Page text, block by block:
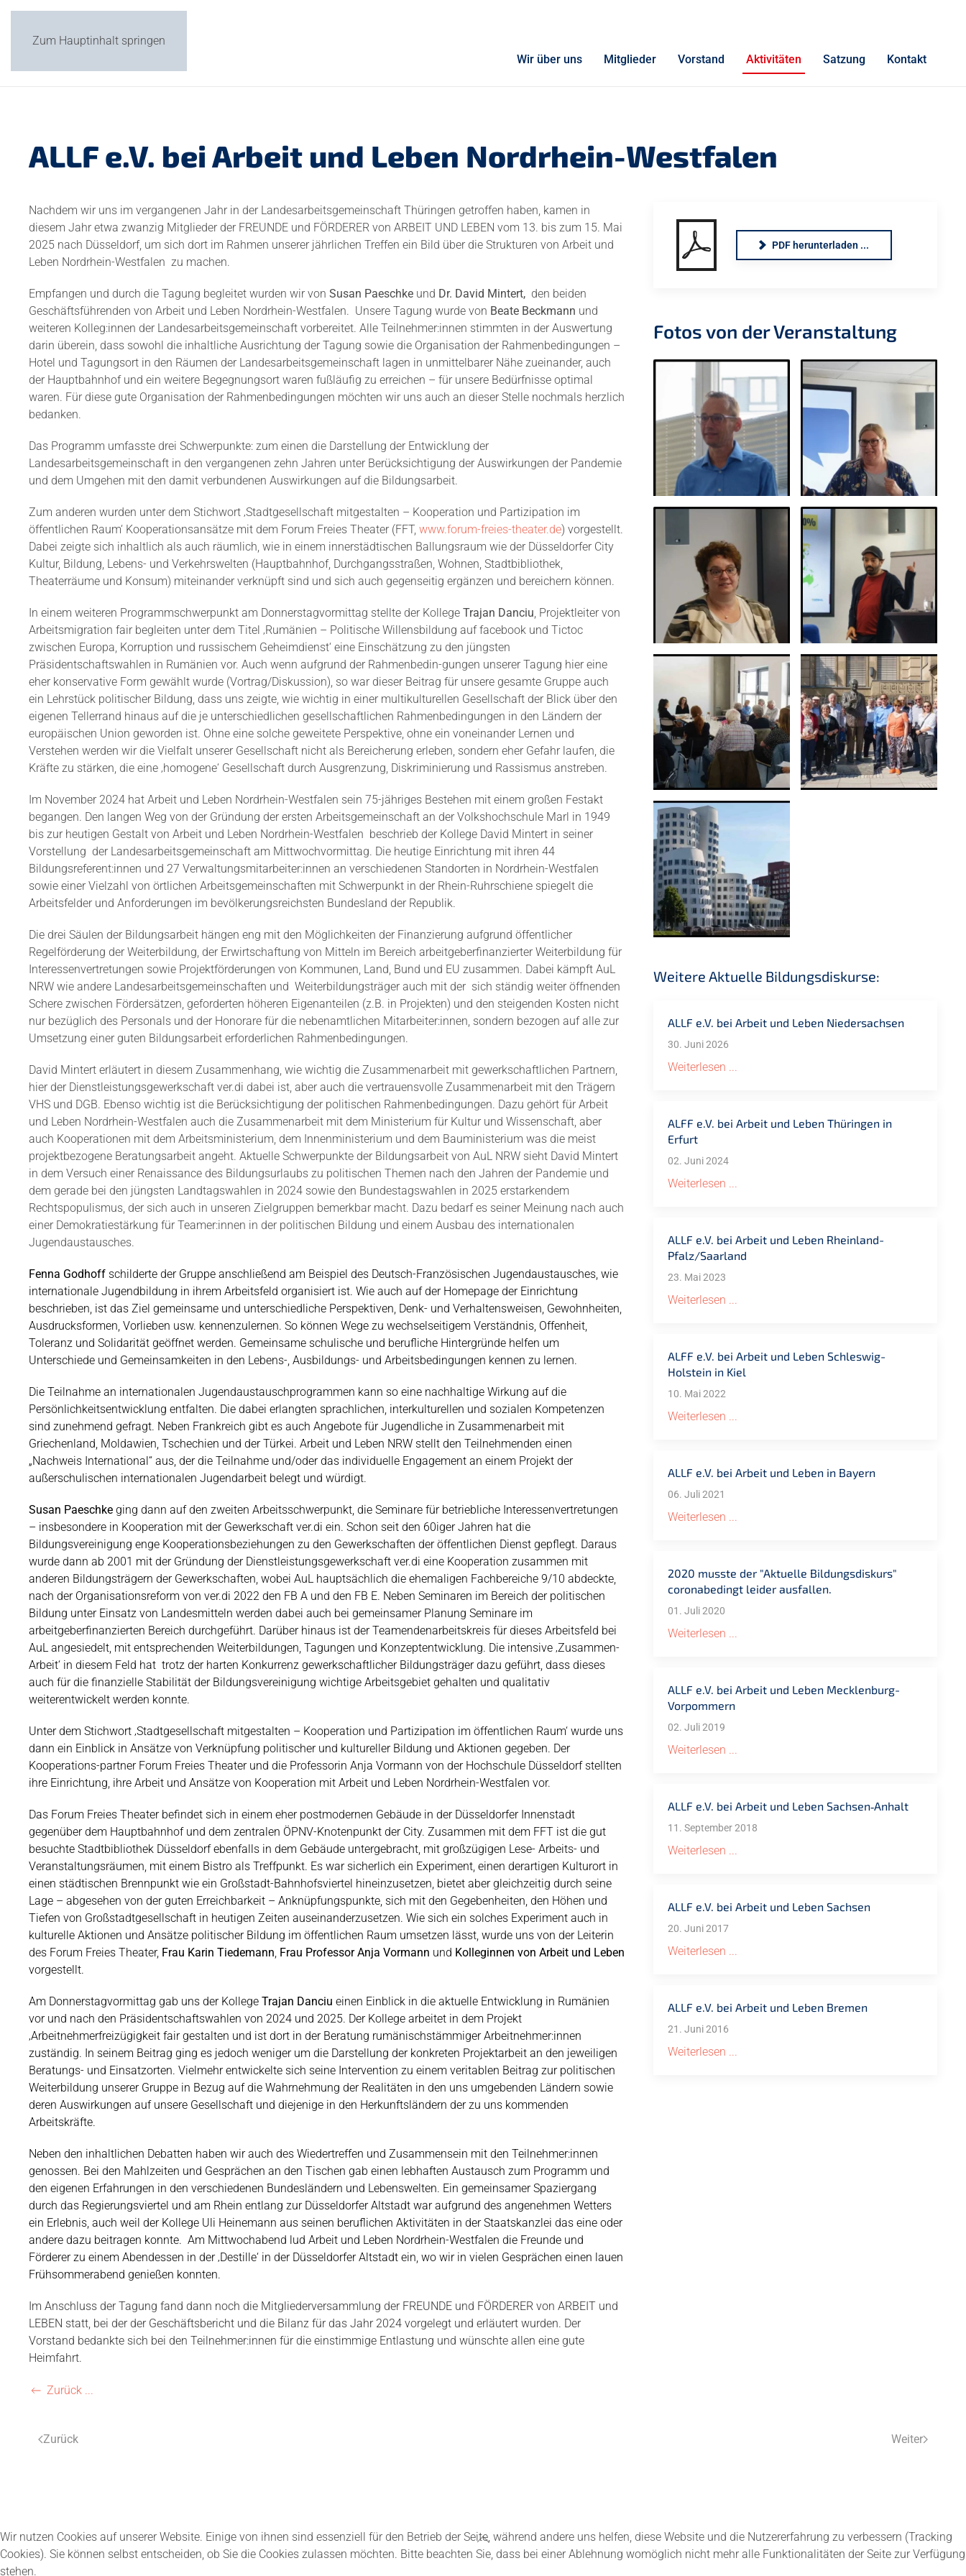
Zum Hauptinhalt springen
Wir über uns
Mitglieder Vorstand Aktivitäten Satzung Kontakt
ALLF e.V. bei Arbeit und Leben Nordrhein-Westfalen
Nachdem wir uns im vergangenen Jahr in der Landesarbeitsgemeinschaft Thüringen getroffen haben, kamen in
diesem Jahr etwa zwanzig Mitglieder der FREUNDE und FÖRDERER von ARBEIT UND LEBEN vom 13. bis zum 15. Mai
2025 nach Düsseldorf, um sich dort im Rahmen unserer jährlichen Treffen ein Bild über die Strukturen von Arbeit und
Leben Nordrhein-Westfalen zu machen.
Empfangen und durch die Tagung begleitet wurden wir von Susan Paeschke und Dr. David Mintert, den beiden
Geschäftsführenden von Arbeit und Leben Nordrhein-Westfalen. Unsere Tagung wurde von Beate Beckmann und
weiteren Kolleg:innen der Landesarbeitsgemeinschaft vorbereitet. Alle Teilnehmer:innen stimmten in der Auswertung
darin überein, dass sowohl die inhaltliche Ausrichtung der Tagung sowie die Organisation der Rahmenbedingungen –
Hotel und Tagungsort in den Räumen der Landesarbeitsgemeinschaft lagen in unmittelbarer Nähe zueinander, auch
der Hauptbahnhof und ein weitere Begegnungsort waren fußläufig zu erreichen – für unsere Bedürfnisse optimal
waren. Für diese gute Organisation der Rahmenbedingungen möchten wir uns auch an dieser Stelle nochmals herzlich
bedanken.
Das Programm umfasste drei Schwerpunkte: zum einen die Darstellung der Entwicklung der
Landesarbeitsgemeinschaft in den vergangenen zehn Jahren unter Berücksichtigung der Auswirkungen der Pandemie
und dem Umgehen mit den damit verbundenen Auswirkungen auf die Bildungsarbeit.
Zum anderen wurden unter dem Stichwort ‚Stadtgesellschaft mitgestalten – Kooperation und Partizipation im
öffentlichen Raum‘ Kooperationsansätze mit dem Forum Freies Theater (FFT, www.forum-freies-theater.de) vorgestellt.
Dabei zeigte sich inhaltlich als auch räumlich, wie in einem innerstädtischen Ballungsraum wie der Düsseldorfer City
Kultur, Bildung, Lebens- und Verkehrswelten (Hauptbahnhof, Durchgangsstraßen, Wohnen, Stadtbibliothek,
Theaterräume und Konsum) miteinander verknüpft sind und sich auch gegenseitig ergänzen und bereichern können.
In einem weiteren Programmschwerpunkt am Donnerstagvormittag stellte der Kollege Trajan Danciu, Projektleiter von
Arbeitsmigration fair begleiten unter dem Titel ‚Rumänien – Politische Willensbildung auf facebook und Tictoc
zwischen Europa, Korruption und russischem Geheimdienst‘ eine Einschätzung zu den jüngsten
Präsidentschaftswahlen in Rumänien vor. Auch wenn aufgrund der Rahmenbedin-gungen unserer Tagung hier eine
eher konservative Form gewählt wurde (Vortrag/Diskussion), so war dieser Beitrag für unsere gesamte Gruppe auch
ein Lehrstück politischer Bildung, dass uns zeigte, wie wichtig in einer multikulturellen Gesellschaft der Blick über den
eigenen Tellerrand hinaus auf die je unterschiedlichen gesellschaftlichen Rahmenbedingungen in den Ländern der
europäischen Union geworden ist. Ohne eine solche geweitete Perspektive, ohne ein voneinander Lernen und
Verstehen werden wir die Vielfalt unserer Gesellschaft nicht als Bereicherung erleben, sondern eher Gefahr laufen, die
Kräfte zu stärken, die eine ‚homogene‘ Gesellschaft durch Ausgrenzung, Diskriminierung und Rassismus anstreben.
Im November 2024 hat Arbeit und Leben Nordrhein-Westfalen sein 75-jähriges Bestehen mit einem großen Festakt
begangen. Den langen Weg von der Gründung der ersten Arbeitsgemeinschaft an der Volkshochschule Marl in 1949
bis zur heutigen Gestalt von Arbeit und Leben Nordrhein-Westfalen beschrieb der Kollege David Mintert in seiner
Vorstellung der Landesarbeitsgemeinschaft am Mittwochvormittag. Die heutige Einrichtung mit ihren 44
Bildungsreferent:innen und 27 Verwaltungsmitarbeiter:innen an verschiedenen Standorten in Nordrhein-Westfalen
sowie einer Vielzahl von örtlichen Arbeitsgemeinschaften mit Schwerpunkt in der Rhein-Ruhrschiene spiegelt die
Arbeitsfelder und Anforderungen im bevölkerungsreichsten Bundesland der Republik.
Die drei Säulen der Bildungsarbeit hängen eng mit den Möglichkeiten der Finanzierung aufgrund öffentlicher
Regelförderung der Weiterbildung, der Erwirtschaftung von Mitteln im Bereich arbeitgeberfinanzierter Weiterbildung für
Interessenvertretungen sowie Projektförderungen von Kommunen, Land, Bund und EU zusammen. Dabei kämpft AuL
NRW wie andere Landesarbeitsgemeinschaften und Weiterbildungsträger auch mit der sich ständig weiter öffnenden
Schere zwischen Fördersätzen, geforderten höheren Eigenanteilen (z.B. in Projekten) und den steigenden Kosten nicht
nur bezüglich des Personals und der Honorare für die nebenamtlichen Mitarbeiter:innen, sondern bezogen auf alle zur
Umsetzung einer guten Bildungsarbeit erforderlichen Rahmenbedingungen.
David Mintert erläutert in diesem Zusammenhang, wie wichtig die Zusammenarbeit mit gewerkschaftlichen Partnern,
hier der Dienstleistungsgewerkschaft ver.di dabei ist, aber auch die vertrauensvolle Zusammenarbeit mit den Trägern
VHS und DGB. Ebenso wichtig ist die Berücksichtigung der politischen Rahmenbedingungen. Dazu gehört für Arbeit
und Leben Nordrhein-Westfalen auch die Zusammenarbeit mit dem Ministerium für Kultur und Wissenschaft, aber
auch Kooperationen mit dem Arbeitsministerium, dem Innenministerium und dem Bauministerium was die meist
projektbezogene Beratungsarbeit angeht. Aktuelle Schwerpunkte der Bildungsarbeit von AuL NRW sieht David Mintert
in dem Versuch einer Renaissance des Bildungsurlaubs zu politischen Themen nach den Jahren der Pandemie und
dem gerade bei den jüngsten Landtagswahlen in 2024 sowie den Bundestagswahlen in 2025 erstarkendem
Rechtspopulismus, der sich auch in unseren Zielgruppen bemerkbar macht. Dazu bedarf es seiner Meinung nach auch
einer Demokratiestärkung für Teamer:innen in der politischen Bildung und einem Ausbau des internationalen
Jugendaustausches.
Fenna Godhoff schilderte der Gruppe anschließend am Beispiel des Deutsch-Französischen Jugendaustausches, wie
internationale Jugendbildung in ihrem Arbeitsfeld organisiert ist. Wie auch auf der Homepage der Einrichtung
beschrieben, ist das Ziel gemeinsame und unterschiedliche Perspektiven, Denk- und Verhaltensweisen, Gewohnheiten,
Ausdrucksformen, Vorlieben usw. kennenzulernen. So können Wege zu wechselseitigem Verständnis, Offenheit,
Toleranz und Solidarität geöffnet werden. Gemeinsame schulische und berufliche Hintergründe helfen um
Unterschiede und Gemeinsamkeiten in den Lebens-, Ausbildungs- und Arbeitsbedingungen kennen zu lernen.
Die Teilnahme an internationalen Jugendaustauschprogrammen kann so eine nachhaltige Wirkung auf die
Persönlichkeitsentwicklung entfalten. Die dabei erlangten sprachlichen, interkulturellen und sozialen Kompetenzen
sind zunehmend gefragt. Neben Frankreich gibt es auch Angebote für Jugendliche in Zusammenarbeit mit
Griechenland, Moldawien, Tschechien und der Türkei. Arbeit und Leben NRW stellt den Teilnehmenden einen
„Nachweis International“ aus, der die Teilnahme und/oder das individuelle Engagement an einem Projekt der
außerschulischen internationalen Jugendarbeit belegt und würdigt.
Susan Paeschke ging dann auf den zweiten Arbeitsschwerpunkt, die Seminare für betriebliche Interessenvertretungen
– insbesondere in Kooperation mit der Gewerkschaft ver.di ein. Schon seit den 60iger Jahren hat die
Bildungsvereinigung enge Kooperationsbeziehungen zu den Gewerkschaften der öffentlichen Dienst gepflegt. Daraus
wurde dann ab 2001 mit der Gründung der Dienstleistungsgewerkschaft ver.di eine Kooperation zusammen mit
anderen Bildungsträgern der Gewerkschaften, wobei AuL hauptsächlich die ehemaligen Fachbereiche 9/10 abdeckte,
nach der Organisationsreform von ver.di 2022 den FB A und den FB E. Neben Seminaren im Bereich der politischen
Bildung unter Einsatz von Landesmitteln werden dabei auch bei gemeinsamer Planung Seminare im
arbeitgeberfinanzierten Bereich durchgeführt. Darüber hinaus ist der Teamendenarbeitskreis für dieses Arbeitsfeld bei
AuL angesiedelt, mit entsprechenden Weiterbildungen, Tagungen und Konzeptentwicklung. Die intensive ‚Zusammen-
Arbeit‘ in diesem Feld hat trotz der harten Konkurrenz gewerkschaftlicher Bildungsträger dazu geführt, dass dieses
auch für die finanzielle Stabilität der Bildungsvereinigung wichtige Arbeitsgebiet gehalten und qualitativ
weiterentwickelt werden konnte.
Unter dem Stichwort ‚Stadtgesellschaft mitgestalten – Kooperation und Partizipation im öffentlichen Raum‘ wurde uns
dann ein Einblick in Ansätze von Verknüpfung politischer und kultureller Bildung und Aktionen gegeben. Der
Kooperations-partner Forum Freies Theater und die Professorin Anja Vormann von der Hochschule Düsseldorf stellten
ihre Einrichtung, ihre Arbeit und Ansätze von Kooperation mit Arbeit und Leben Nordrhein-Westfalen vor.
Das Forum Freies Theater befindet sich in einem eher postmodernen Gebäude in der Düsseldorfer Innenstadt
gegenüber dem Hauptbahnhof und dem zentralen ÖPNV-Knotenpunkt der City. Zusammen mit dem FFT ist die gut
besuchte Stadtbibliothek Düsseldorf ebenfalls in dem Gebäude untergebracht, mit großzügigen Lese- Arbeits- und
Veranstaltungsräumen, mit einem Bistro als Treffpunkt. Es war sicherlich ein Experiment, einen derartigen Kulturort in
einen städtischen Brennpunkt wie ein Großstadt-Bahnhofsviertel hineinzusetzen, bietet aber gleichzeitig durch seine
Lage – abgesehen von der guten Erreichbarkeit – Anknüpfungspunkte, sich mit den Gegebenheiten, den Höhen und
Tiefen von Großstadtgesellschaft in heutigen Zeiten auseinanderzusetzen. Wie sich ein solches Experiment auch in
kulturelle Aktionen und Ansätze politischer Bildung im öffentlichen Raum umsetzen lässt, wurde uns von der Leiterin
des Forum Freies Theater, Frau Karin Tiedemann, Frau Professor Anja Vormann und Kolleginnen von Arbeit und Leben
vorgestellt.
Am Donnerstagvormittag gab uns der Kollege Trajan Danciu einen Einblick in die aktuelle Entwicklung in Rumänien
vor und nach den Präsidentschaftswahlen von 2024 und 2025. Der Kollege arbeitet in dem Projekt
‚Arbeitnehmerfreizügigkeit fair gestalten und ist dort in der Beratung rumänischstämmiger Arbeitnehmer:innen
zuständig. In seinem Beitrag ging es jedoch weniger um die Darstellung der konkreten Projektarbeit an den jeweiligen
Beratungs- und Einsatzorten. Vielmehr entwickelte sich seine Intervention zu einem veritablen Beitrag zur politischen
Weiterbildung unserer Gruppe in Bezug auf die Wahrnehmung der Realitäten in den uns umgebenden Ländern sowie
deren Auswirkungen auf unsere Gesellschaft und diejenige in den Herkunftsländern der zu uns kommenden
Arbeitskräfte.
Neben den inhaltlichen Debatten haben wir auch des Wiedertreffen und Zusammensein mit den Teilnehmer:innen
genossen. Bei den Mahlzeiten und Gesprächen an den Tischen gab einen lebhaften Austausch zum Programm und
den eigenen Erfahrungen in den verschiedenen Bundesländern und Lebenswelten. Ein gemeinsamer Spaziergang
durch das Regierungsviertel und am Rhein entlang zur Düsseldorfer Altstadt war aufgrund des angenehmen Wetters
ein Erlebnis, auch weil der Kollege Uli Heinemann aus seinen beruflichen Aktivitäten in der Staatskanzlei das eine oder
andere dazu beitragen konnte. Am Mittwochabend lud Arbeit und Leben Nordrhein-Westfalen die Freunde und
Förderer zu einem Abendessen in der ‚Destille‘ in der Düsseldorfer Altstadt ein, wo wir in vielen Gesprächen einen lauen
Frühsommerabend genießen konnten.
Im Anschluss der Tagung fand dann noch die Mitgliederversammlung der FREUNDE und FÖRDERER von ARBEIT und
LEBEN statt, bei der der Geschäftsbericht und die Bilanz für das Jahr 2024 vorgelegt und erläutert wurden. Der
Vorstand bedankte sich bei den Teilnehmer:innen für die einstimmige Entlastung und wünschte allen eine gute
Heimfahrt.
Zurück ...
PDF herunterladen ...
Fotos von der Veranstaltung
Weitere Aktuelle Bildungsdiskurse:
ALLF e.V. bei Arbeit und Leben Niedersachsen
30. Juni 2026
Weiterlesen ...
ALFF e.V. bei Arbeit und Leben Thüringen in
Erfurt
02. Juni 2024
Weiterlesen ...
ALLF e.V. bei Arbeit und Leben Rheinland-
Pfalz/Saarland
23. Mai 2023
Weiterlesen ...
ALFF e.V. bei Arbeit und Leben Schleswig-
Holstein in Kiel
10. Mai 2022
Weiterlesen ...
ALLF e.V. bei Arbeit und Leben in Bayern
06. Juli 2021
Weiterlesen ...
2020 musste der "Aktuelle Bildungsdiskurs"
coronabedingt leider ausfallen.
01. Juli 2020
Weiterlesen ...
ALLF e.V. bei Arbeit und Leben Mecklenburg-
Vorpommern
02. Juli 2019
Weiterlesen ...
ALLF e.V. bei Arbeit und Leben Sachsen‐Anhalt
11. September 2018
Weiterlesen ...
ALLF e.V. bei Arbeit und Leben Sachsen
20. Juni 2017
Weiterlesen ...
ALLF e.V. bei Arbeit und Leben Bremen
21. Juni 2016
Weiterlesen ...
Zurück Weiter
Wir nutzen Cookies auf unserer Website. Einige von ihnen sind essenziell für den Betrieb der Seite, während andere uns helfen, diese Website und die Nutzererfahrung zu verbessern (Tracking
Cookies). Sie können selbst entscheiden, ob Sie die Cookies zulassen möchten. Bitte beachten Sie, dass bei einer Ablehnung womöglich nicht mehr alle Funktionalitäten der Seite zur Verfügung
stehen.